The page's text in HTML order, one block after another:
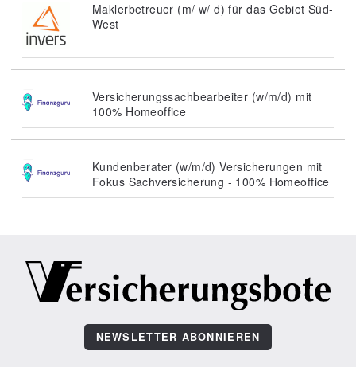
Maklerbetreuer (m/ w/ d) für das Gebiet Süd-
West
Versicherungssachbearbeiter (w/m/d) mit
100% Homeoffice
Kundenberater (w/m/d) Versicherungen mit
Fokus Sachversicherung - 100% Homeoffice
NEWSLETTER ABONNIEREN